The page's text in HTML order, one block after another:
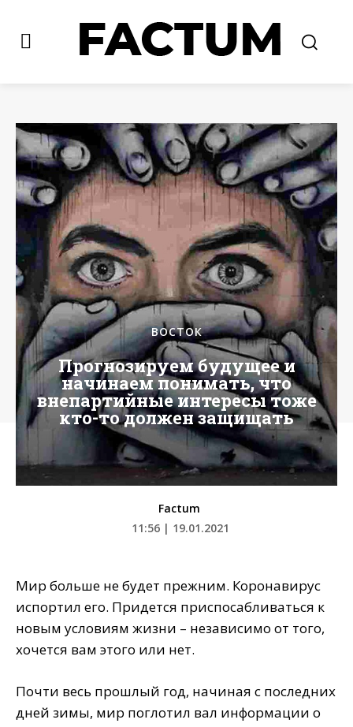
ВОСТОК
Прогнозируем будущее и
начинаем понимать, что
внепартийные интересы тоже
кто-то должен защищать
Factum
11:56 | 19.01.2021
Мир больше не будет прежним. Коронавирус
испортил его. Придется приспосабливаться к
новым условиям жизни – независимо от того,
хочется вам этого или нет.
Почти весь прошлый год, начиная с последних
дней зимы, мир поглотил вал информации о